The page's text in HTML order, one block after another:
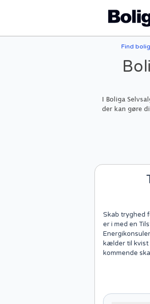
Find bolig
I Boliga
der kan gøre
Skab tryghed
er i med en
kælder til kvist
kommende